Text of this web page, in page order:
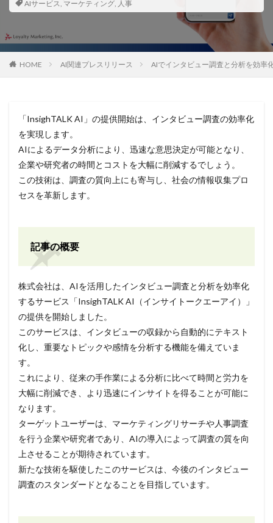
AIサービス, マーケティング, 人事
HOME AI関連プレスリリース AIでインタビュー調査と分析を効率
「InsighTALK AI」の提供開始は、インタビュー調査の効率化
を実現します。
AIによるデータ分析により、迅速な意思決定が可能となり、
企業や研究者の時間とコストを大幅に削減するでしょう。
この技術は、調査の質向上にも寄与し、社会の情報収集プロ
セスを革新します。
記事の概要
株式会社は、AIを活用したインタビュー調査と分析を効率化
するサービス「InsighTALK AI（インサイトークエーアイ）」
の提供を開始しました。
このサービスは、インタビューの収録から自動的にテキスト
化し、重要なトピックや感情を分析する機能を備えていま
す。
これにより、従来の手作業による分析に比べて時間と労力を
大幅に削減でき、より迅速にインサイトを得ることが可能に
なります。
ターゲットユーザーは、マーケティングリサーチや人事調査
を行う企業や研究者であり、AIの導入によって調査の質を向
上させることが期待されています。
新たな技術を駆使したこのサービスは、今後のインタビュー
調査のスタンダードとなることを目指しています。